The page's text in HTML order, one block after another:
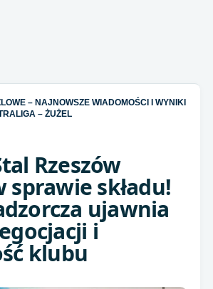
– NAJNOWSZE WIADOMOŚCI I WYNIKI
– ŻUŻEL
Rzeszów
sprawie składu!
ujawnia
i
klubu